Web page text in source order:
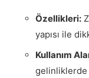
Özellikleri:
yapısı ile
Kullanım
gelinliklerde